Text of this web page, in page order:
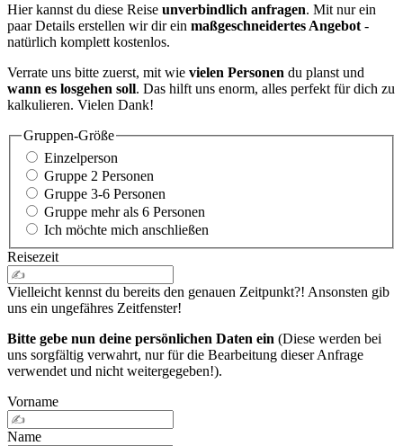
Hier kannst du diese Reise unverbindlich anfragen. Mit nur ein
paar Details erstellen wir dir ein maßgeschneidertes Angebot -
natürlich komplett kostenlos.
Verrate uns bitte zuerst, mit wie vielen Personen du planst und
wann es losgehen soll. Das hilft uns enorm, alles perfekt für dich zu
kalkulieren. Vielen Dank!
Gruppen-Größe
Einzelperson
Gruppe 2 Personen
Gruppe 3-6 Personen
Gruppe mehr als 6 Personen
Ich möchte mich anschließen
Reisezeit
Vielleicht kennst du bereits den genauen Zeitpunkt?! Ansonsten gib
uns ein ungefähres Zeitfenster!
Bitte gebe nun deine persönlichen Daten ein (Diese werden bei
uns sorgfältig verwahrt, nur für die Bearbeitung dieser Anfrage
verwendet und nicht weitergegeben!).
Vorname
Name